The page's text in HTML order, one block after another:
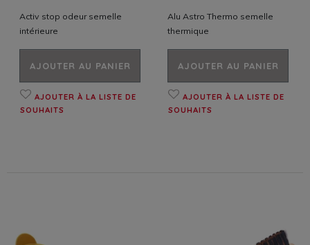
Activ stop odeur semelle
intérieure
AJOUTER AU PANIER
AJOUTER À LA LISTE DE
SOUHAITS
Alu Astro Thermo semelle
thermique
AJOUTER AU PANIER
AJOUTER À LA LISTE DE
SOUHAITS